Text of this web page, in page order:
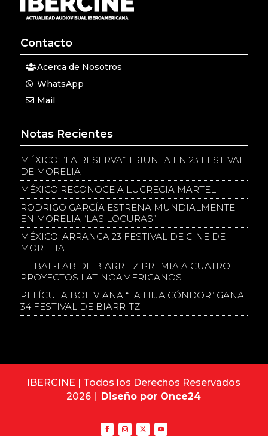
Contacto
Acerca de Nosotros
WhatsApp
Mail
Notas Recientes
MÉXICO: “LA RESERVA” TRIUNFA EN 23 FESTIVAL
DE MORELIA
MÉXICO RECONOCE A LUCRECIA MARTEL
RODRIGO GARCÍA ESTRENA MUNDIALMENTE
EN MORELIA “LAS LOCURAS”
MÉXICO: ARRANCA 23 FESTIVAL DE CINE DE
MORELIA
EL BAL-LAB DE BIARRITZ PREMIA A CUATRO
PROYECTOS LATINOAMERICANOS
PELÍCULA BOLIVIANA “LA HIJA CÓNDOR” GANA
34 FESTIVAL DE BIARRITZ
IBERCINE | Todos los Derechos Reservados
2026 | Diseño por Once24